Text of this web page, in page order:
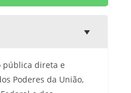
pública direta e
Poderes da União,